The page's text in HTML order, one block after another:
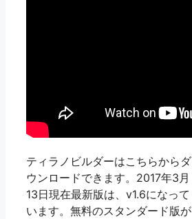
ティラノビルダーはこちらからダ
ウンロードできます。2017年3月
13日現在最新版は、v1.6になって
います。無料のスタンダード版が